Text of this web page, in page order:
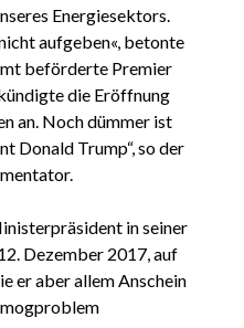
Energiesektors.
aufgeben«, betonte
beförderte Premier
die Eröffnung
an. Noch dümmer ist
Donald Trump“, so der
in seiner
Dezember 2017, auf
er aber allem Anschein